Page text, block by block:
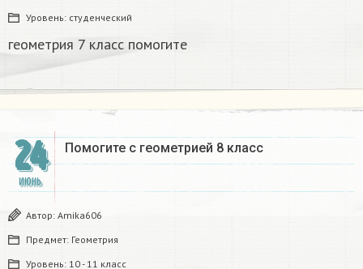
Уровень: студенческий
геометрия 7 класс помогите
24
ИЮНЬ
Помогите с геометрией 8 класс ​
Автор: Amika606
Предмет: Геометрия
Уровень: 10 - 11 класс